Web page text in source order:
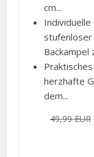
cm...
Backampel
herzhafte
dem...
49,99 EUR